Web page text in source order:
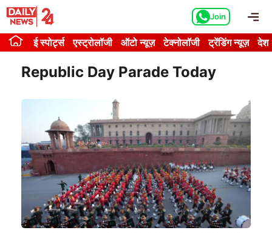
Skip
content
Join
ई स्पोर्ट्स एस्ट्रोलॉजी ऑटो न्यूज़ टेक्नोलॉजी ट्रेंडिंग न्यूज़ देश
Republic Day Parade Today